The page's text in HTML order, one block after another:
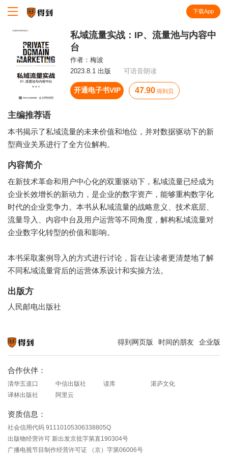
下载App
私域流量实战：IP、流量池与内容中
台
作者： 梅波
2023.8.1 出版
可语音朗读
开通电子书VIP 47.90 得到贝
主编推荐语
本书揭示了私域流量的未来价值和地位，并对数据驱动下的新
型商业关系进行了全方位解构。
内容简介
在新技术革命和用户中心化的双重驱动下，私域流量已经成为
企业长效增长的新动力，是企业的数字资产，能够重构数字化
时代的企业竞争力。本书从私域流量的战略意义、技术底层、
流量导入、内容中台及用户运营等不同角度，解构私域流量对
企业数字化转型的价值和影响。
本书采取案例导入的方式进行讨论，旨在让读者更清楚地了解
不同私域流量背后的运营体系设计和实操方法。
出版方
人民邮电出版社
得到网页版 时间的朋友 企业版
合作伙伴：
清华五道口 中信出版社 读库
湛庐文化
译林出版社
阿里云
资质信息：
社会信用代码 91110105306338805Q
出版物经营许可 新出发京批字第直190304号
广播电视节目制作经营许可证 （京）字第06006号